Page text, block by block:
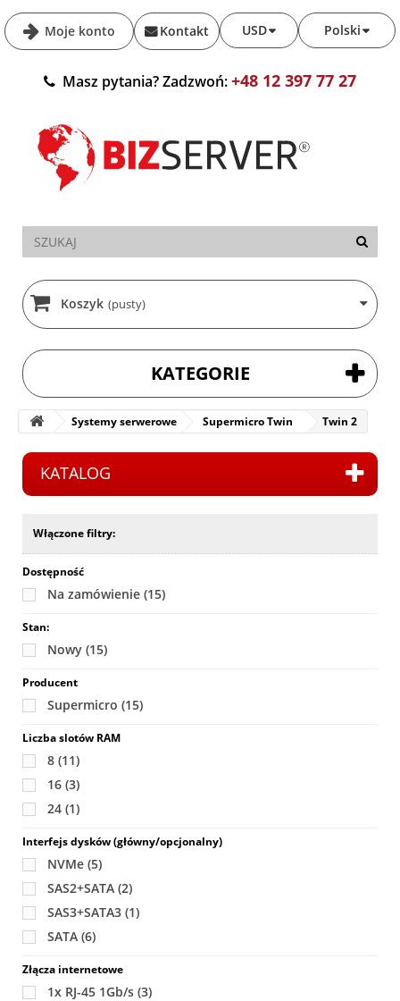
Moje konto Polski
USD
Kontakt
Masz pytania? Zadzwoń:+48 12 397 77 27
Koszyk (pusty)
KATEGORIE
Systemy serwerowe Supermicro Twin Twin 2
KATALOG
Włączone filtry:
Dostępność
Na zamówienie (15)
Stan:
Nowy (15)
Producent
Supermicro (15)
Liczba slotów RAM
8 (11)
16 (3)
24 (1)
Interfejs dysków (główny/opcjonalny)
NVMe (5)
SAS2+SATA (2)
SAS3+SATA3 (1)
SATA (6)
Złącza internetowe
1x RJ-45 1Gb/s (3)